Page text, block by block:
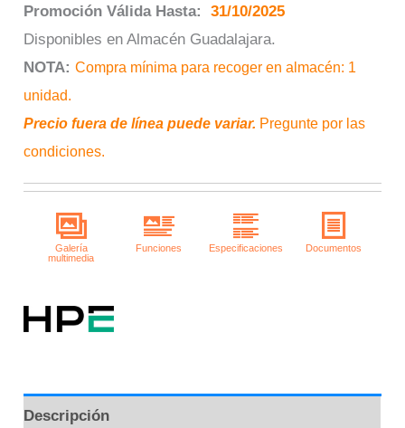
Promoción Válida Hasta:
31/10/2025
Disponibles en Almacén Guadalajara.
NOTA: Compra mínima para recoger en almacén: 1
unidad.
Precio fuera de línea puede variar. Pregunte por las
condiciones.
Descripción